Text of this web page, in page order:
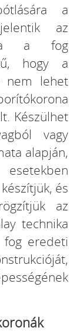
a
az
a fog
hogy a
nem lehet
Készülhet
vagy
alapján,
és
az
technika
fog eredeti